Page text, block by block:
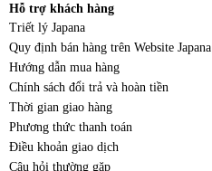
Hỗ trợ khách hàng
Triết lý Japana
Quy định bán hàng trên Website Japana
Hướng dẫn mua hàng
Chính sách đổi trả và hoàn tiền
Thời gian giao hàng
Phương thức thanh toán
Điều khoản giao dịch
Câu hỏi thường gặp